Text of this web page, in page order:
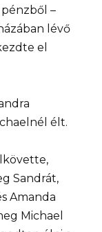
–
lévő
el
élt.
Sandrát,
Amanda
Michael